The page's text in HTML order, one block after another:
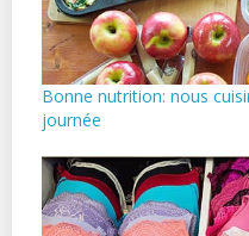
Bonne nutrition: nous
journée